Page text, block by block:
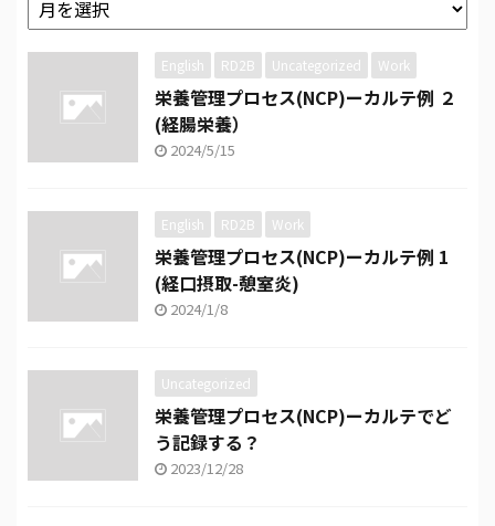
English RD2B Uncategorized Work
栄養管理プロセス(NCP)ーカルテ例 ２
(経腸栄養）
2024/5/15
English RD2B Work
栄養管理プロセス(NCP)ーカルテ例 1
(経口摂取-憩室炎)
2024/1/8
Uncategorized
栄養管理プロセス(NCP)ーカルテでど
う記録する？
2023/12/28